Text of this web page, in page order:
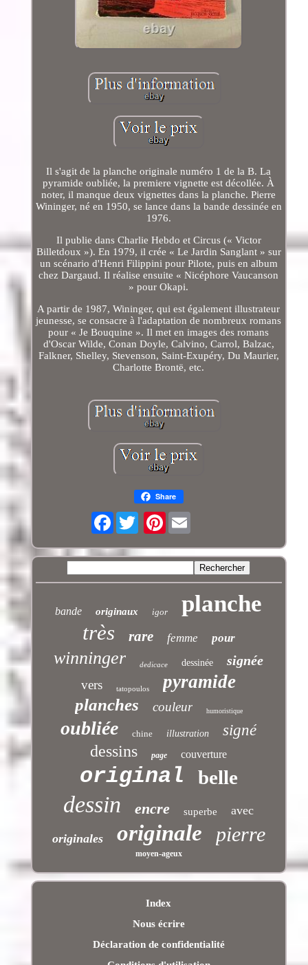
Il s'agit de la planche originale numéro 1 de la B. La
pyramide oubliée, la premiere vignette est décollée. À
noter, il manque deux vignettes dans la planche. Pierre
Wininger, né en 1950, se lance dans la bande dessinée en
1976.
Il publie dans Charlie Hebdo et Circus (« Victor
Billetdoux »). En 1979, il crée « Le Jardin Sanglant » sur
un scénario d'Henri Filippini pour Pilote, puis en album
chez Dargaud. Il réalise ensuite « Nicéphore Vaucanson
» pour Okapi.
A partir de 1987, Wininger, qui est également illustrateur
jeunesse, se consacre à l'adaptation de nombreux romans
pour « Je Bouquine ». Il met en images des romans
d'Oscar Wilde, Conan Doyle, Calvino, Carrol, Balzac,
Falkner, Shelley, Stevenson, Saint-Exupéry, Du Maurier,
Charlotte Brontë, etc.
Share
Facebook Pinterest
bande originaux igor planche
très rare femme pour
winninger dedicace dessinée signée
vers tatopoulos pyramide
planches couleur humoristique
oubliée chine illustration signé
dessins page couverture
original belle
dessin encre superbe avec
originales originale pierre
moyen-ageux
Index
Nous écrire
Déclaration de confidentialité